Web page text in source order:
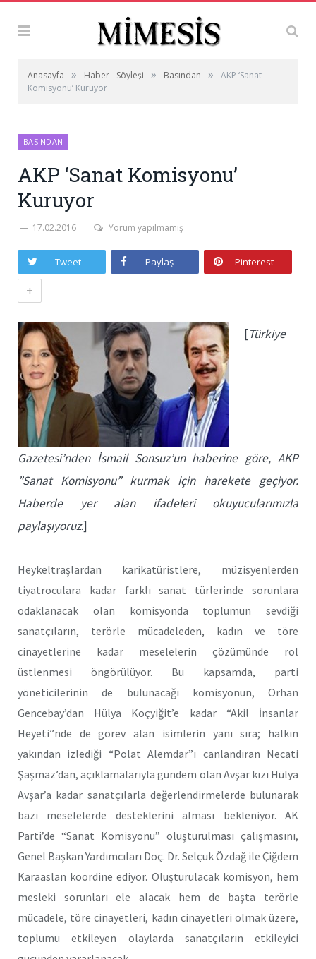
Anasayfa » Haber - Söyleşi » Basından »
AKP ‘Sanat
Komisyonu’ Kuruyor
BASINDAN
AKP ‘Sanat Komisyonu’
Kuruyor
17.02.2016 Yorum yapılmamış
Tweet Paylaş Pinterest
+
[Türkiye
Gazetesi’nden İsmail Sonsuz’un haberine göre, AKP
”Sanat Komisyonu” kurmak için harekete geçiyor.
Haberde yer alan ifadeleri okuyucularımızla
paylaşıyoruz.]
Heykeltraşlardan karikatüristlere, müzisyenlerden
tiyatroculara kadar farklı sanat türlerinde sorunlara
odaklanacak olan komisyonda toplumun sevdiği
sanatçıların, terörle mücadeleden, kadın ve töre
cinayetlerine kadar meselelerin çözümünde rol
üstlenmesi öngörülüyor. Bu kapsamda, parti
yöneticilerinin de bulunacağı komisyonun, Orhan
Gencebay’dan Hülya Koçyiğit’e kadar “Akil İnsanlar
Heyeti”nde de görev alan isimlerin yanı sıra; halkın
yakından izlediği “Polat Alemdar”ı canlandıran Necati
Şaşmaz’dan, açıklamalarıyla gündem olan Avşar kızı Hülya
Avşar’a kadar sanatçılarla değerlendirmelerde bulunarak
bazı meselelerde desteklerini alması bekleniyor. AK
Parti’de “Sanat Komisyonu” oluşturulması çalışmasını,
Genel Başkan Yardımcıları Doç. Dr. Selçuk Özdağ ile Çiğdem
Karaaslan koordine ediyor. Oluşturulacak komisyon, hem
mesleki sorunları ele alacak hem de başta terörle
mücadele, töre cinayetleri, kadın cinayetleri olmak üzere,
toplumu etkileyen olaylarda sanatçıların etkileyici